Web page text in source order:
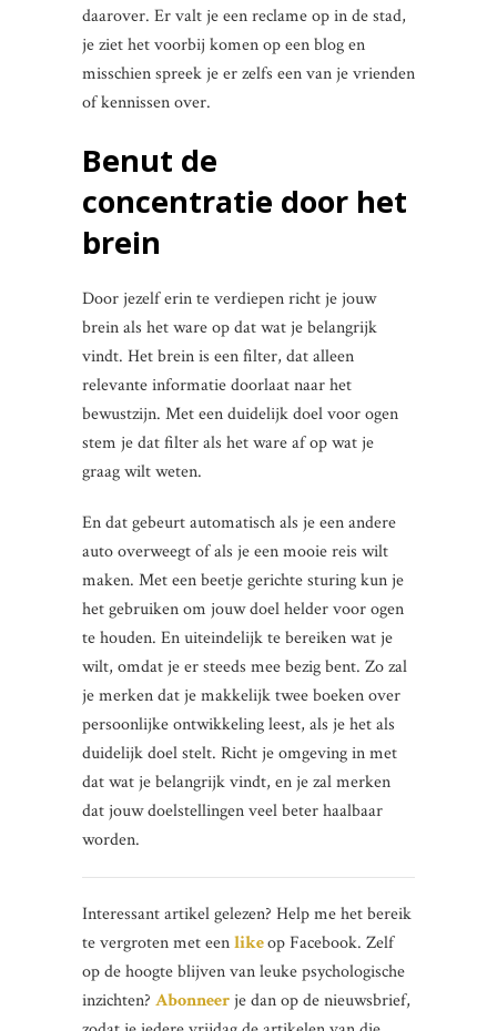
daarover. Er valt je een reclame op in de stad,
je ziet het voorbij komen op een blog en
misschien spreek je er zelfs een van je vrienden
of kennissen over.
Benut de
concentratie door het
brein
Door jezelf erin te verdiepen richt je jouw
brein als het ware op dat wat je belangrijk
vindt. Het brein is een filter, dat alleen
relevante informatie doorlaat naar het
bewustzijn. Met een duidelijk doel voor ogen
stem je dat filter als het ware af op wat je
graag wilt weten.
En dat gebeurt automatisch als je een andere
auto overweegt of als je een mooie reis wilt
maken. Met een beetje gerichte sturing kun je
het gebruiken om jouw doel helder voor ogen
te houden. En uiteindelijk te bereiken wat je
wilt, omdat je er steeds mee bezig bent. Zo zal
je merken dat je makkelijk twee boeken over
persoonlijke ontwikkeling leest, als je het als
duidelijk doel stelt. Richt je omgeving in met
dat wat je belangrijk vindt, en je zal merken
dat jouw doelstellingen veel beter haalbaar
worden.
Interessant artikel gelezen? Help me het bereik
te vergroten met eenlikeop Facebook. Zelf
op de hoogte blijven van leuke psychologische
inzichten? Abonneerje dan op de nieuwsbrief,